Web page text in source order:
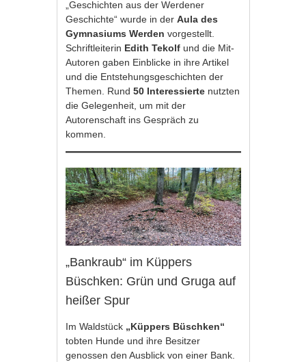
„Geschichten aus der Werdener
Geschichte“ wurde in derAula des
Gymnasiums Werden vorgestellt.
Schriftleiterin Edith Tekolf und die Mit-
Autoren gaben Einblicke in ihre Artikel
und die Entstehungsgeschichten der
Themen. Rund50 Interessierte nutzten
die Gelegenheit, um mit der
Autorenschaft ins Gespräch zu
kommen.
„Bankraub“ im Küppers
Büschken: Grün und Gruga auf
heißer Spur
Im Waldstück „Küppers Büschken“
tobten Hunde und ihre Besitzer
genossen den Ausblick von einer Bank.